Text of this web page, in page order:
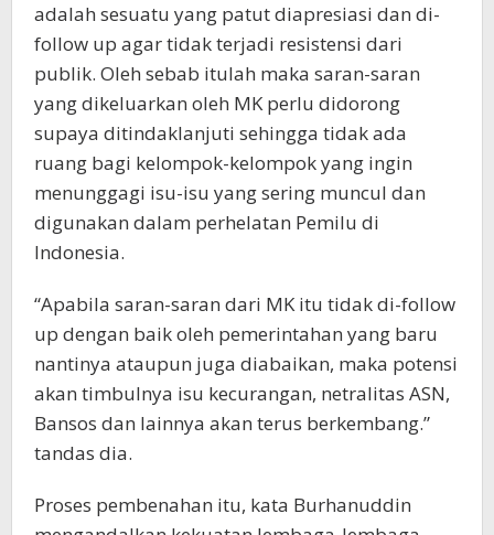
adalah sesuatu yang patut diapresiasi dan di-
follow up agar tidak terjadi resistensi dari
publik. Oleh sebab itulah maka saran-saran
yang dikeluarkan oleh MK perlu didorong
supaya ditindaklanjuti sehingga tidak ada
ruang bagi kelompok-kelompok yang ingin
menunggagi isu-isu yang sering muncul dan
digunakan dalam perhelatan Pemilu di
Indonesia.
“Apabila saran-saran dari MK itu tidak di-follow
up dengan baik oleh pemerintahan yang baru
nantinya ataupun juga diabaikan, maka potensi
akan timbulnya isu kecurangan, netralitas ASN,
Bansos dan lainnya akan terus berkembang.”
tandas dia.
Proses pembenahan itu, kata Burhanuddin